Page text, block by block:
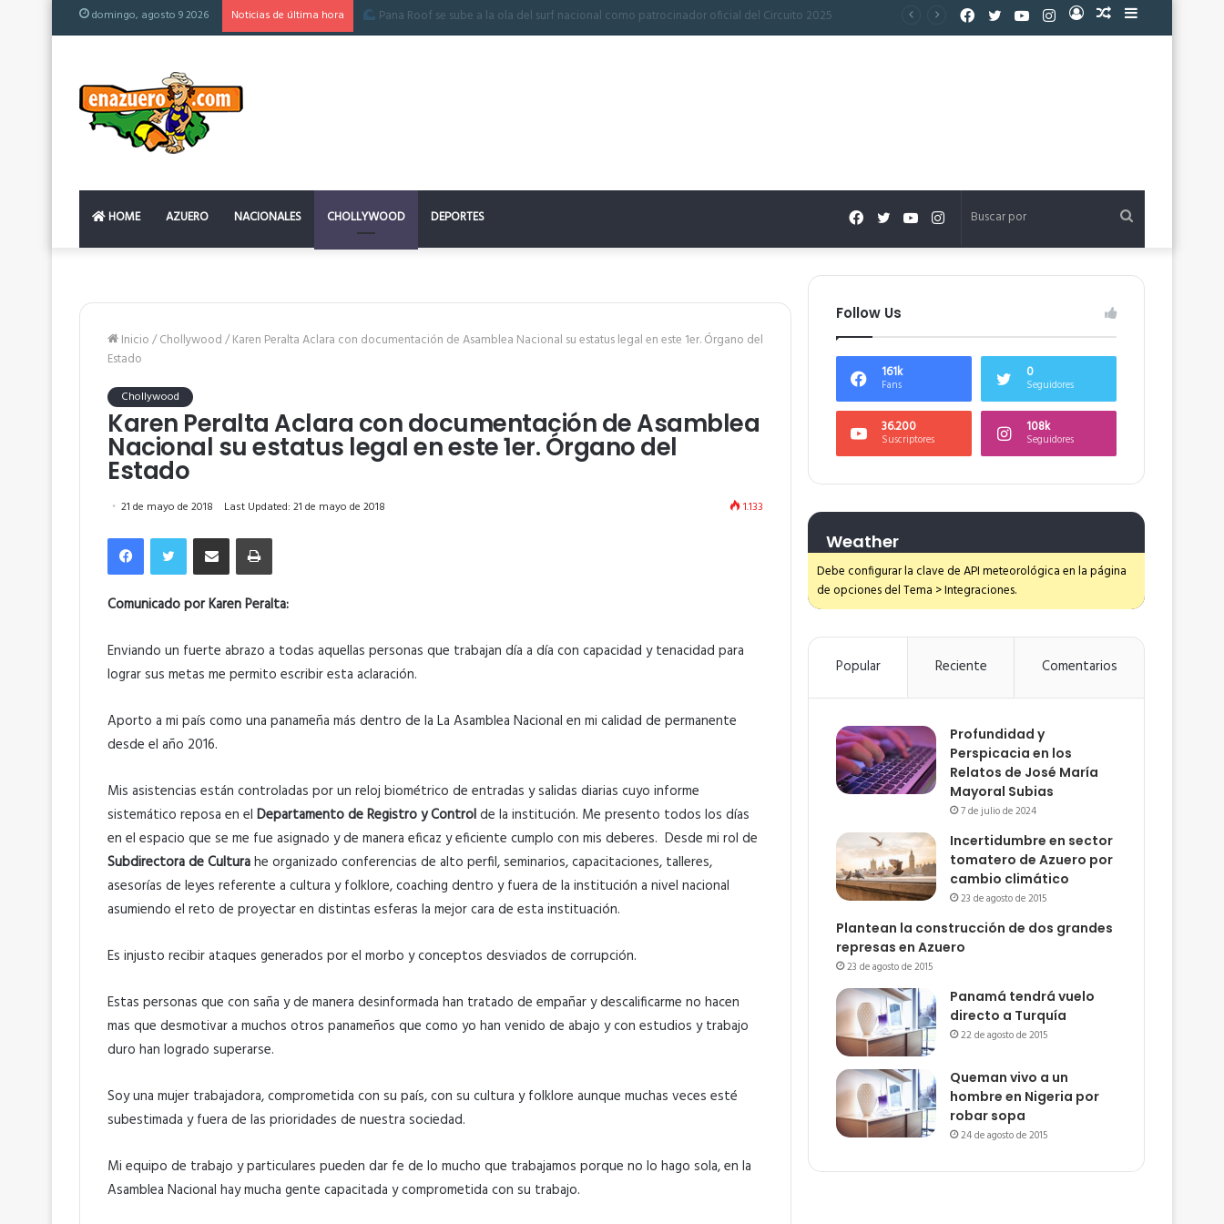
domingo, agosto 9 2026 Noticias de última hora El colchón perfecto: la clave para un descanso reparador
Barra
Publicación
Acceso
Instagram
YouTube
Twitter
Facebook
HOME AZUERO NACIONALES CHOLLYWOOD DEPORTES Buscar
por
Instagram
YouTube
Twitter
Facebook
Inicio/Chollywood/Karen Peralta Aclara con documentación de Asamblea Nacional su estatus legal en este 1er. Órgano del
Estado
Chollywood
Karen Peralta Aclara con documentación de Asamblea
Nacional su estatus legal en este 1er. Órgano del
Estado
21 de mayo de 2018 Last Updated: 21 de mayo de 2018 1.133
FacebookTwitter Compartir por correo electrónicoImprimir
Comunicado por Karen Peralta:
Enviando un fuerte abrazo a todas aquellas personas que trabajan día a día con capacidad y tenacidad para
lograr sus metas me permito escribir esta aclaración.
Aporto a mi país como una panameña más dentro de la La Asamblea Nacional en mi calidad de permanente
desde el año 2016.
Mis asistencias están controladas por un reloj biométrico de entradas y salidas diarias cuyo informe
sistemático reposa en el Departamento de Registro y Controlde la institución. Me presento todos los días
en el espacio que se me fue asignado y de manera eficaz y eficiente cumplo con mis deberes. Desde mi rol de
Subdirectora de Culturahe organizado conferencias de alto perfil, seminarios, capacitaciones, talleres,
asesorías de leyes referente a cultura y folklore, coaching dentro y fuera de la institución a nivel nacional
asumiendo el reto de proyectar en distintas esferas la mejor cara de esta instituación.
Es injusto recibir ataques generados por el morbo y conceptos desviados de corrupción.
Estas personas que con saña y de manera desinformada han tratado de empañar y descalificarme no hacen
mas que desmotivar a muchos otros panameños que como yo han venido de abajo y con estudios y trabajo
duro han logrado superarse.
Soy una mujer trabajadora, comprometida con su país, con su cultura y folklore aunque muchas veces esté
subestimada y fuera de las prioridades de nuestra sociedad.
Mi equipo de trabajo y particulares pueden dar fe de lo mucho que trabajamos porque no lo hago sola, en la
Asamblea Nacional hay mucha gente capacitada y comprometida con su trabajo.
Follow Us
161k
Fans
0
Seguidores
36.200
Suscriptores
108k
Seguidores
Weather
Debe configurar la clave de API meteorológica en la página
de opciones del Tema > Integraciones.
Popular Reciente Comentarios
Profundidad y
Perspicacia en los
Relatos de José María
Mayoral Subias
7 de julio de 2024
Incertidumbre en sector
tomatero de Azuero por
cambio climático
23 de agosto de 2015
Plantean la construcción de dos grandes
represas en Azuero
23 de agosto de 2015
Panamá tendrá vuelo
directo a Turquía
22 de agosto de 2015
Queman vivo a un
hombre en Nigeria por
robar sopa
24 de agosto de 2015